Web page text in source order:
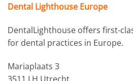
Dental Lighthouse Europe
DentalLighthouse offers first-
for dental practices in Europe.
Mariaplaats 3